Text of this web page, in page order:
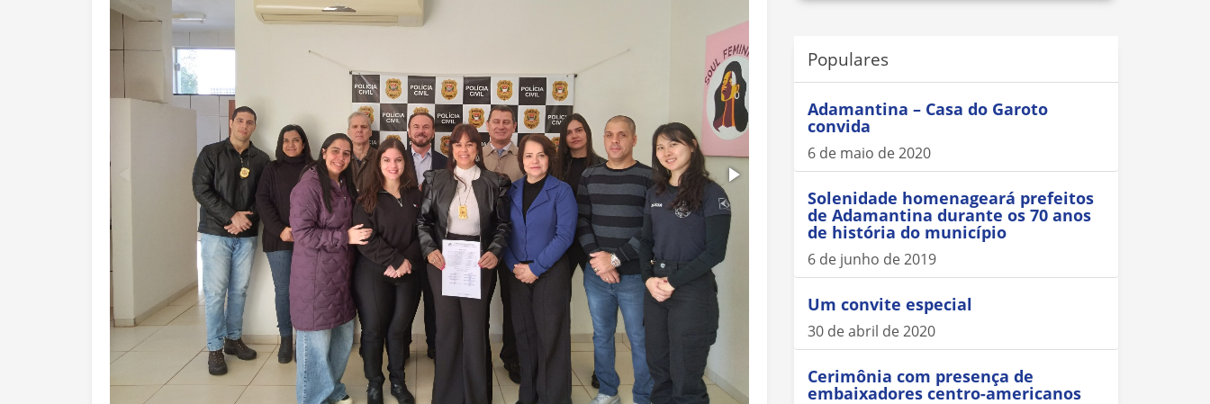
Populares
Adamantina – Casa do Garoto
convida
6 de maio de 2020
Solenidade homenageará prefeitos
de Adamantina durante os 70 anos
de história do município
6 de junho de 2019
Um convite especial
30 de abril de 2020
Cerimônia com presença de
embaixadores centro-americanos